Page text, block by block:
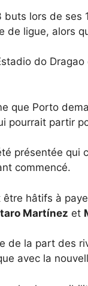
buts lors de
de ligue, alors
do
que Porto
pourrait partir
présentée qui
commencé.
hâtifs à
Martínez et
de la part des
avec la